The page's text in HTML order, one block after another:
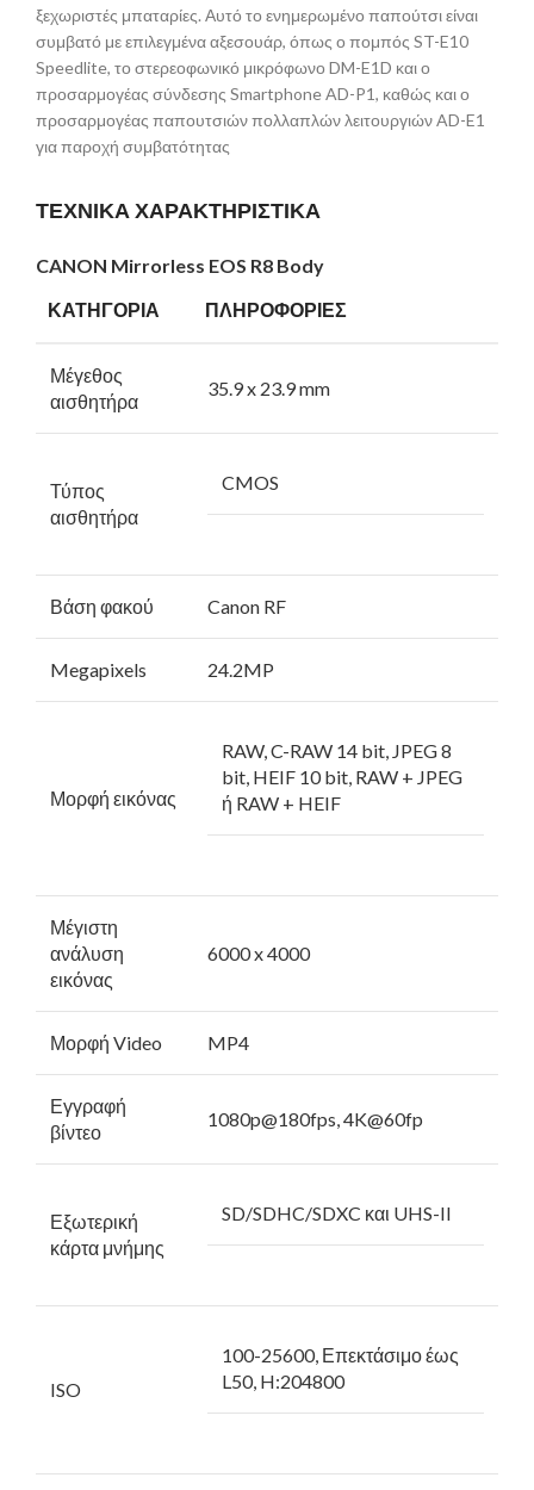
ξεχωριστές μπαταρίες. Αυτό το ενημερωμένο παπούτσι είναι
συμβατό με επιλεγμένα αξεσουάρ, όπως ο πομπός ST-E10
Speedlite, το στερεοφωνικό μικρόφωνο DM-E1D και ο
προσαρμογέας σύνδεσης Smartphone AD-P1, καθώς και ο
προσαρμογέας παπουτσιών πολλαπλών λειτουργιών AD-E1
για παροχή συμβατότητας
ΤΕΧΝΙΚΑ ΧΑΡΑΚΤΗΡΙΣΤΙΚΑ
CANON Mirrorless EOS R8 Body
ΚΑΤΗΓΟΡΙΑ ΠΛΗΡΟΦΟΡΙΕΣ
Μέγεθος
αισθητήρα
35.9 x 23.9 mm
Τύπος
αισθητήρα
CMOS
Βάση φακού Canon RF
Megapixels 24.2MP
Μορφή εικόνας
RAW, C-RAW 14 bit, JPEG 8
bit, HEIF 10 bit, RAW + JPEG
ή RAW + HEIF
Μέγιστη
ανάλυση
εικόνας
6000 x 4000
Μορφή Video MP4
Εγγραφή
βίντεο
1080p@180fps, 4K@60fp
Εξωτερική
κάρτα μνήμης
SD/SDHC/SDXC και UHS-II
ISO
100-25600, Επεκτάσιμο έως
L50, H:204800